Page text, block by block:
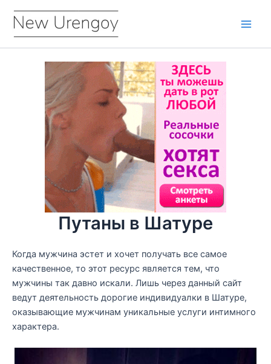
содержимому
Путаны в Шатуре
Когда мужчина эстет и хочет получать все самое
качественное, то этот ресурс является тем, что
мужчины так давно искали. Лишь через данный сайт
ведут деятельность дорогие индивидуалки в Шатуре,
оказывающие мужчинам уникальные услуги интимного
характера.